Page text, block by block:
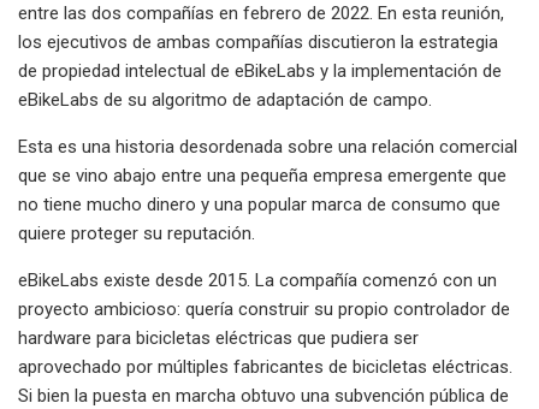
entre las dos compañías en febrero de 2022. En esta reunión,
los ejecutivos de ambas compañías discutieron la estrategia
de propiedad intelectual de eBikeLabs y la implementación de
eBikeLabs de su algoritmo de adaptación de campo.
Esta es una historia desordenada sobre una relación comercial
que se vino abajo entre una pequeña empresa emergente que
no tiene mucho dinero y una popular marca de consumo que
quiere proteger su reputación.
eBikeLabs existe desde 2015. La compañía comenzó con un
proyecto ambicioso: quería construir su propio controlador de
hardware para bicicletas eléctricas que pudiera ser
aprovechado por múltiples fabricantes de bicicletas eléctricas.
Si bien la puesta en marcha obtuvo una subvención pública de